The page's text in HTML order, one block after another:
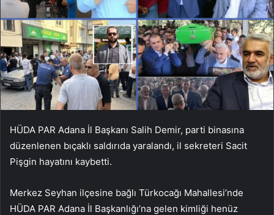
HÜDA PAR Adana İl Başkanı Salih Demir, parti binasına
düzenlenen bıçaklı saldırıda yaralandı, il sekreteri Sacit
Pişgin hayatını kaybetti.
Merkez Seyhan ilçesine bağlı Türkocağı Mahallesi’nde
HÜDA PAR Adana İl Başkanlığı’na gelen kimliği henüz